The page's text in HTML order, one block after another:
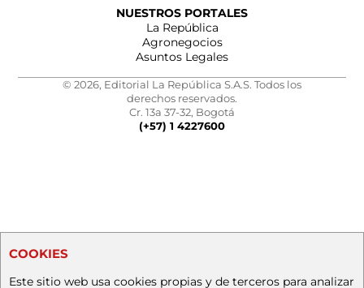
NUESTROS PORTALES
La República
Agronegocios
Asuntos Legales
© 2026, Editorial La República S.A.S. Todos los
derechos reservados.
Cr. 13a 37-32, Bogotá
(+57) 1 4227600
COOKIES
Este sitio web usa cookies propias y de terceros para analizar